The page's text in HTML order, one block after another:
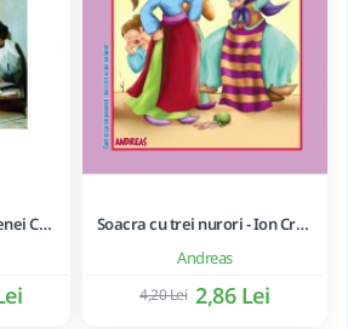
Ultimul an din viața Elenei Ceaușescu - LAVINIA BETEA
Andreas
Soacra cu trei nurori - Ion Creanga
2,86 Lei
4,20 Lei